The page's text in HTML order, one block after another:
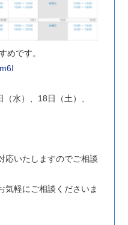
めです。
水）、18日（土）、
応いたしますのでご相談
気軽にご相談くださいま